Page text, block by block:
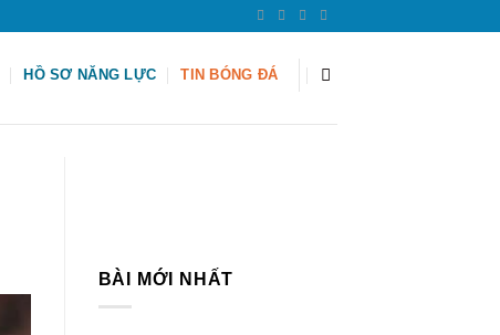
HỒ SƠ NĂNG LỰC TIN BÓNG ĐÁ
BÀI MỚI NHẤT